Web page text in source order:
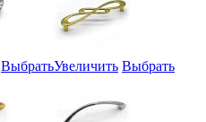
ВыбратьУвеличить Выбрать